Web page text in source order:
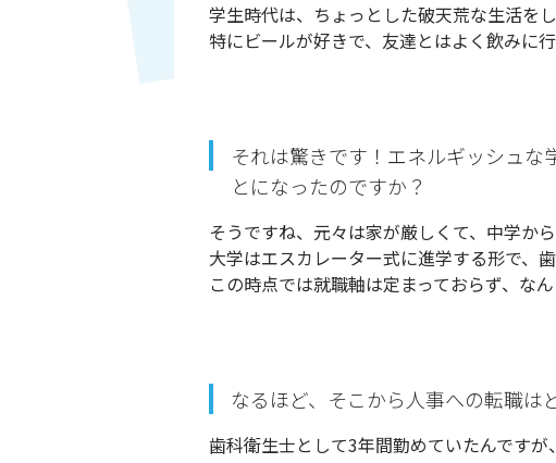
学生時代は、ちょっとした破天荒な生活を
特にビールが好きで、友達とはよく飲みに
それは驚きです！エネルギッシュな
とになったのですか？
そうですね、元々は家が厳しくて、中学か
大学はエスカレーター式に進学する形で、
この時点では就職軸は定まっておらず、な
なるほど、そこから人事への転職は
歯科衛生士として3年間勤めていたんですが